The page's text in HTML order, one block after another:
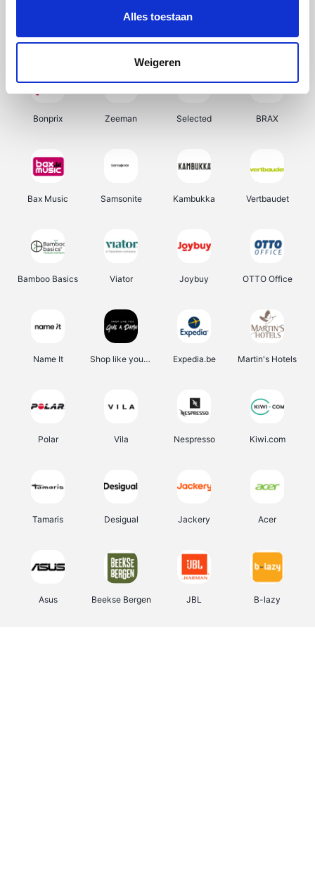
Alles toestaan
Weigeren
My Jewellery Tennis Point Samsung Delonghi
Bonprix Zeeman Selected BRAX
Bax Music Samsonite Kambukka Vertbaudet
Bamboo Basics Viator Joybuy OTTO Office
Name It Shop like you Give A Damn Expedia.be Martin's Hotels
Polar Vila Nespresso Kiwi.com
Tamaris Desigual Jackery Acer
Asus Beekse Bergen JBL B-lazy